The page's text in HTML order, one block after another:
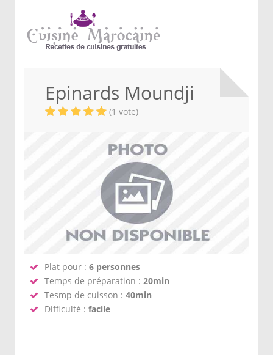
Epinards Moundji
(1 vote)
Plat pour : 6 personnes
Temps de préparation : 20min
Tesmp de cuisson : 40min
Difficulté : facile